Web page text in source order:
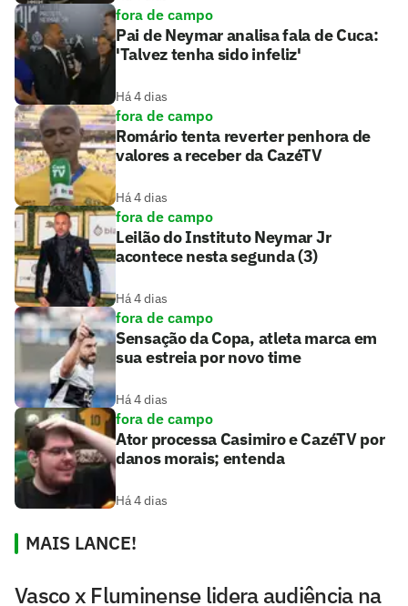
fora de campo
Pai de Neymar analisa fala de Cuca:
'Talvez tenha sido infeliz'
Há 4 dias
fora de campo
Romário tenta reverter penhora de
valores a receber da CazéTV
Há 4 dias
fora de campo
Leilão do Instituto Neymar Jr
acontece nesta segunda (3)
Há 4 dias
fora de campo
Sensação da Copa, atleta marca em
sua estreia por novo time
Há 4 dias
fora de campo
Ator processa Casimiro e CazéTV por
danos morais; entenda
Há 4 dias
MAIS LANCE!
Vasco x Fluminense lidera audiência na